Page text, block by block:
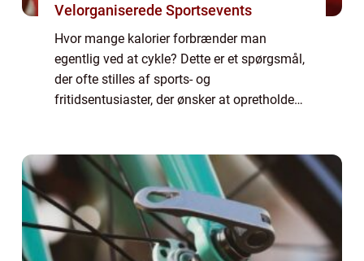
Velorganiserede Sportsevents
Hvor mange kalorier forbrænder man
egentlig ved at cykle? Dette er et spørgsmål,
der ofte stilles af sports- og
fritidsentusiaster, der ønsker at opretholde
fors...